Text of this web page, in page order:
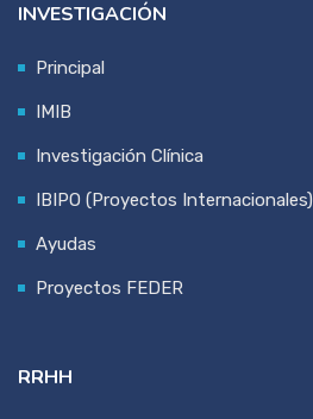
INVESTIGACIÓN
Principal
IMIB
Investigación Clínica
IBIPO (Proyectos Internacionales)
Ayudas
Proyectos FEDER
RRHH